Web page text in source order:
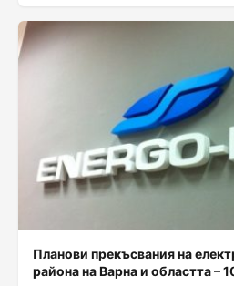
Планови прекъсвания на
района на Варна и областта –